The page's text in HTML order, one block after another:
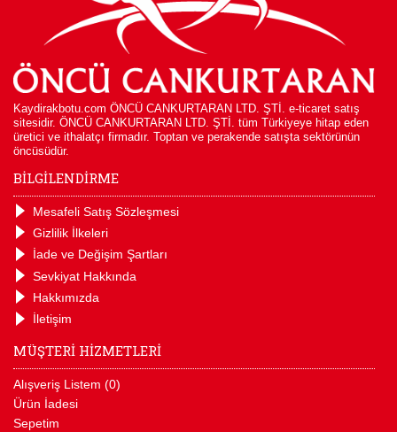
Kaydirakbotu.com ÖNCÜ CANKURTARAN LTD. ŞTİ. e-ticaret satış
sitesidir. ÖNCÜ CANKURTARAN LTD. ŞTİ. tüm Türkiyeye hitap eden
üretici ve ithalatçı firmadır. Toptan ve perakende satışta sektörünün
öncüsüdür.
BİLGİLENDİRME
Mesafeli Satış Sözleşmesi
Gizlilik İlkeleri
İade ve Değişim Şartları
Sevkiyat Hakkında
Hakkımızda
İletişim
MÜŞTERİ HİZMETLERİ
Alışveriş Listem (0)
Ürün İadesi
Sepetim